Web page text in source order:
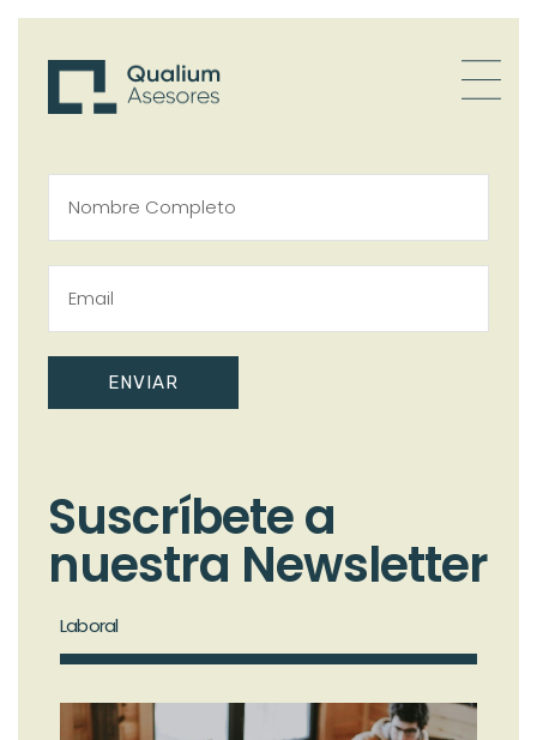
Laboral
Suscríbete a
nuestra Newsletter
ENVIAR